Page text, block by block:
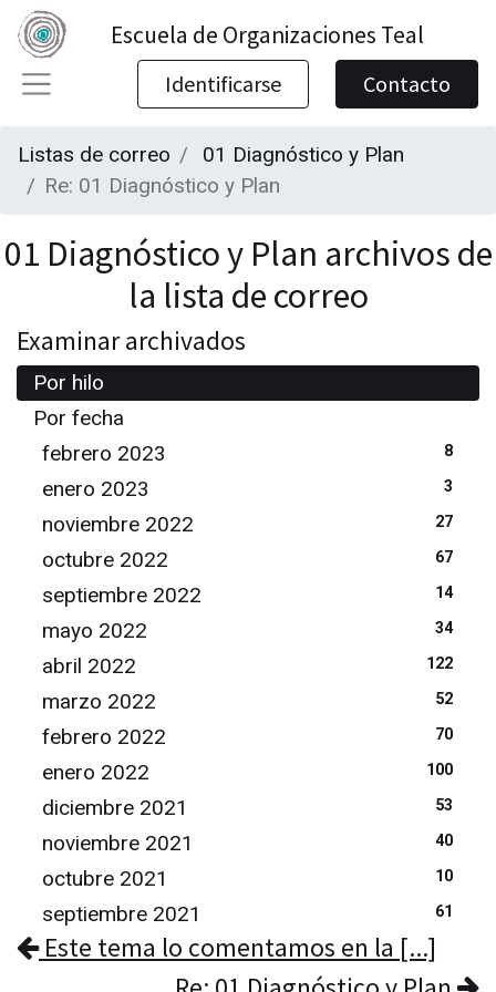
Escuela de Organizaciones Teal
Identificarse Contacto
Listas de correo
01 Diagnóstico y Plan
Re: 01 Diagnóstico y Plan
01 Diagnóstico y Plan archivos de
la lista de correo
Examinar archivados
Por hilo
Por fecha
febrero 2023
8
enero 2023 3
noviembre 2022 27
octubre 2022 67
septiembre 2022 14
mayo 2022 34
abril 2022 122
marzo 2022 52
febrero 2022 70
enero 2022 100
diciembre 2021 53
noviembre 2021 40
octubre 2021 10
septiembre 2021 61
Este tema lo comentamos en la [...]